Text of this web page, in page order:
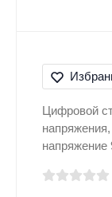
Цифровой
напряжение